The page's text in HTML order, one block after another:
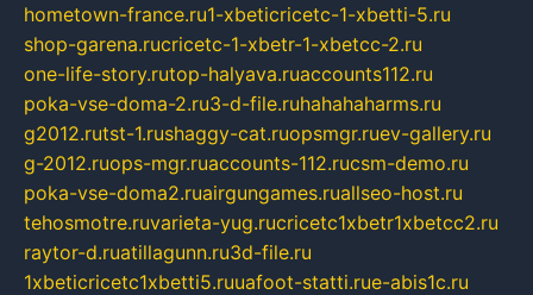
hometown-france.ru1-xbeticricetc-1-xbetti-5.ru
shop-garena.rucricetc-1-xbetr-1-xbetcc-2.ru
one-life-story.rutop-halyava.ruaccounts112.ru
poka-vse-doma-2.ru3-d-file.ruhahahaharms.ru
g2012.rutst-1.rushaggy-cat.ruopsmgr.ruev-gallery.ru
g-2012.ruops-mgr.ruaccounts-112.rucsm-demo.ru
poka-vse-doma2.ruairgungames.ruallseo-host.ru
tehosmotre.ruvarieta-yug.rucricetc1xbetr1xbetcc2.ru
raytor-d.ruatillagunn.ru3d-file.ru
1xbeticricetc1xbetti5.ruuafoot-statti.rue-abis1c.ru